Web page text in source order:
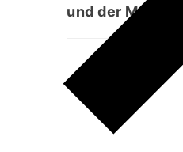
und der